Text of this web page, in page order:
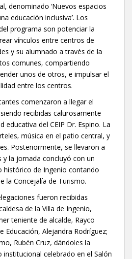
denominado ‘Nuevos espacios
educación inclusiva’. Los
programa son potenciar la
vínculos entre centros de
y su alumnado a través de la
comunes, compartiendo
unos de otros, e impulsar el
entre los centros.
comenzaron a llegar el
recibidas calurosamente
educativa del CEIP Dr. Espino. La
música en el patio central, y
Posteriormente, se llevaron a
y la jornada concluyó con un
histórico de Ingenio contando
la Concejalía de Turismo.
fueron recibidas
de la Villa de Ingenio,
teniente de alcalde, Rayco
Educación, Alejandra Rodríguez;
Rubén Cruz, dándoles la
institucional celebrado en el Salón